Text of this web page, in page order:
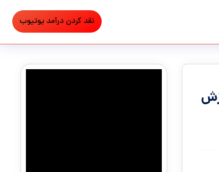
نقد کردن درآمد یوتیوب